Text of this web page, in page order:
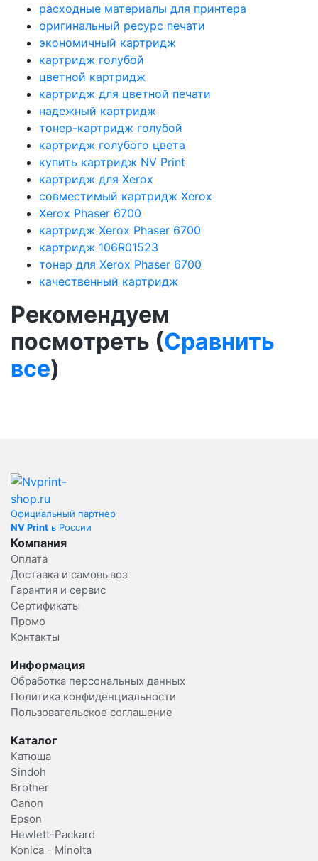
расходные материалы для принтера
оригинальный ресурс печати
экономичный картридж
картридж голубой
цветной картридж
картридж для цветной печати
надежный картридж
тонер-картридж голубой
картридж голубого цвета
купить картридж NV Print
картридж для Xerox
совместимый картридж Xerox
Xerox Phaser 6700
картридж Xerox Phaser 6700
картридж 106R01523
тонер для Xerox Phaser 6700
качественный картридж
Рекомендуем
посмотреть (Сравнить
все)
Официальный партнер
NV Print в России
Компания
Оплата
Доставка и самовывоз
Гарантия и сервис
Сертификаты
Промо
Контакты
Информация
Обработка персональных данных
Политика конфиденциальности
Пользовательское соглашение
Каталог
Катюша
Sindoh
Brother
Canon
Epson
Hewlett-Packard
Konica - Minolta